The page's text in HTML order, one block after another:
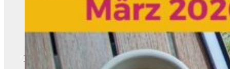
Neue Auflage der Tourenkarte erschienen